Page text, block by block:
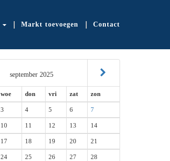
Markt toevoegen Contact
september 2025
woe don vri zat zon
3 4 5 6 7
10 11 12 13 14
17 18 19 20 21
24 25 26 27 28